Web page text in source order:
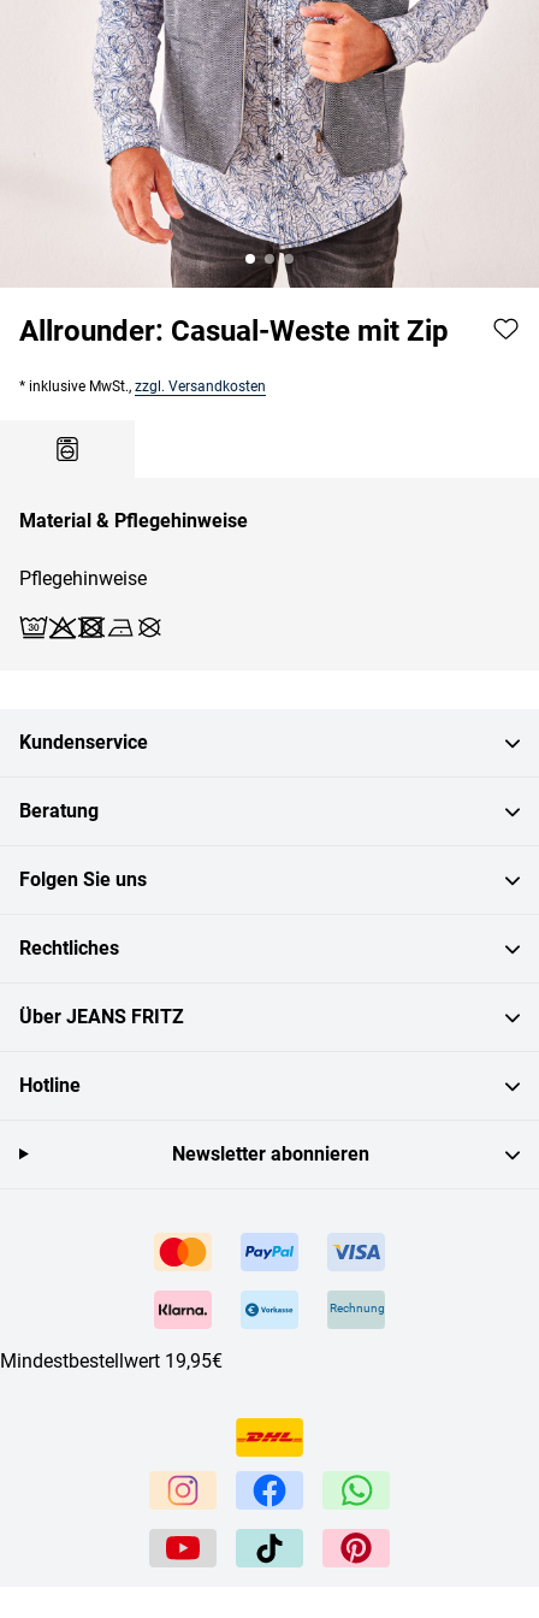
Allrounder: Casual-Weste mit Zip
* inklusive MwSt., zzgl. Versandkosten
Material & Pflegehinweise
Pflegehinweise
Kundenservice
Beratung
Folgen Sie uns
Rechtliches
Über JEANS FRITZ
Hotline
Rechnung
Mindestbestellwert 19,95€
Newsletter abonnieren